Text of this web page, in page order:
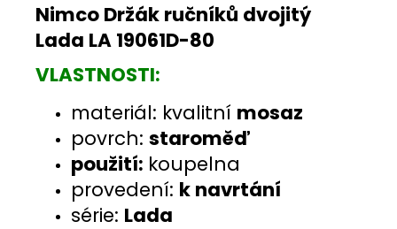
Nimco Držák ručníků dvojitý
Lada LA 19061D-80
VLASTNOSTI:
materiál: kvalitní mosaz
povrch: staroměď
použití: koupelna
provedení: k navrtání
série: Lada